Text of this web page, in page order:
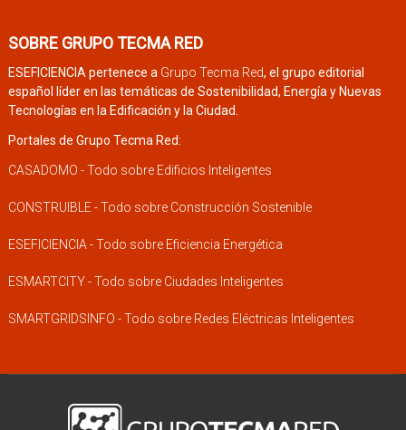
SOBRE GRUPO TECMA RED
ESEFICIENCIA pertenece a Grupo Tecma Red, el grupo editorial
español líder en las temáticas de Sostenibilidad, Energía y Nuevas
Tecnologías en la Edificación y la Ciudad.
Portales de Grupo Tecma Red:
CASADOMO - Todo sobre Edificios Inteligentes
CONSTRUIBLE - Todo sobre Construcción Sostenible
ESEFICIENCIA - Todo sobre Eficiencia Energética
ESMARTCITY - Todo sobre Ciudades Inteligentes
SMARTGRIDSINFO - Todo sobre Redes Eléctricas Inteligentes